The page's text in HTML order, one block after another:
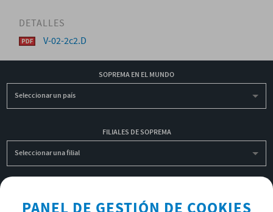
DETALLES
V-02-2c2.D
SOPREMA EN EL MUNDO
Seleccionar un país
FILIALES DE SOPREMA
Seleccionar una filial